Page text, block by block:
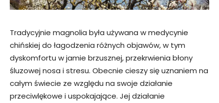
Tradycyjnie magnolia była używana w medycynie
chińskiej do łagodzenia różnych objawów, w tym
dyskomfortu w jamie brzusznej, przekrwienia błony
śluzowej nosa i stresu. Obecnie cieszy się uznaniem na
całym świecie ze względu na swoje działanie
przeciwlękowe i uspokajające. Jej działanie